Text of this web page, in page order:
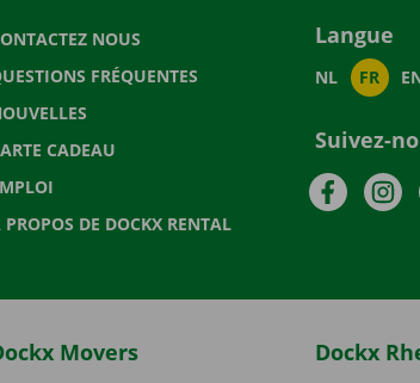
NOUS
FRÉQUENTES
CADEAU
PROPOS DE DOCKX RENTAL
Langue
NL FR
Suivez-
Facebook
Movers Dockx